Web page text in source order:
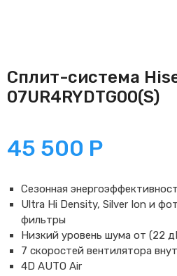
Сплит-система
07UR4RYDTG00(S)
45 500 Р
Сезонная
Ultra Hi Density, Silver Ion и
фильтры
Низкий уровень шума от (22
7 скоростей вентилятора
4D AUTO Air